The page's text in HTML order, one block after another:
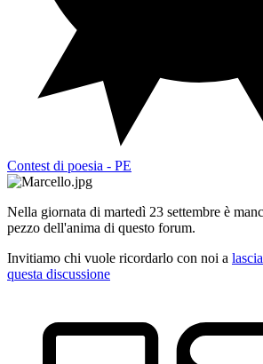
Contest di poesia - PE
Nella giornata di martedì 23 settembre è
pezzo dell'anima di questo forum.
Invitiamo chi vuole ricordarlo con noi a
questa discussione